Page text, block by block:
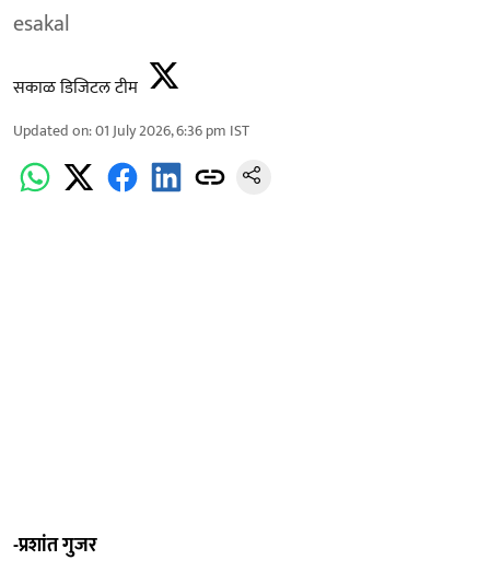
esakal
सकाळ डिजिटल टीम
Updated on:01 July 2026, 6:36 pm IST
-प्रशांत गुजर